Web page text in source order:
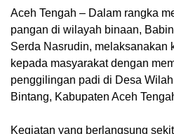
Aceh Tengah – Dalam rangka
pangan di wilayah binaan,
Serda Nasrudin, melaksanakan
kepada masyarakat dengan
penggilingan padi di Desa
Bintang, Kabupaten Aceh
Kegiatan yang berlangsung